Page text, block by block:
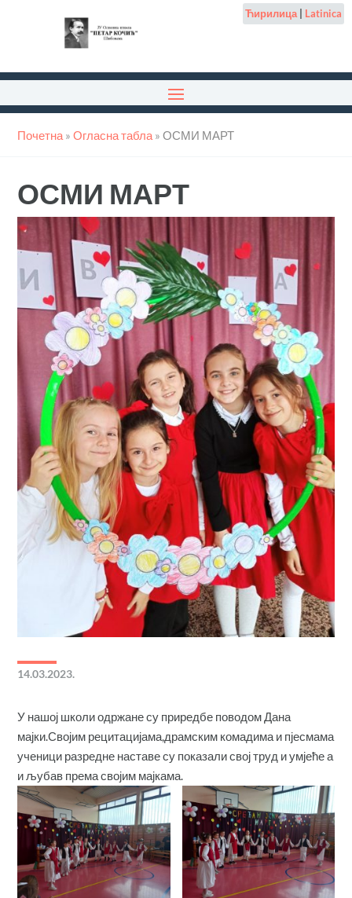
Ћирилица| Latinica
Почетна »Огласна табла »ОСМИ МАРТ
ОСМИ МАРТ
14.03.2023.
У нашој школи одржане су приредбе поводом Дана
мајки.Својим рецитацијама,драмским комадима и пјесмама
ученици разредне наставе су показали свој труд и умјеће а
и љубав према својим мајкама.